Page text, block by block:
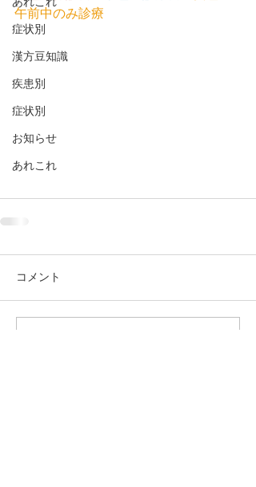
症状別
漢方豆知識
疾患別
症状別
お知らせ
あれこれ
午前中のみ診療
コメント